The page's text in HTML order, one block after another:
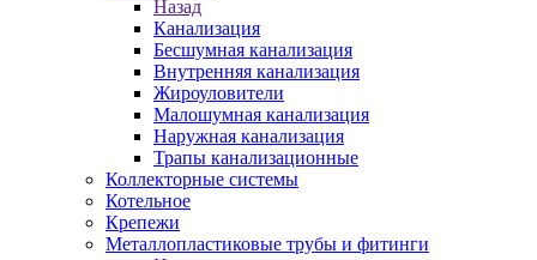
Назад
Канализация
Бесшумная канализация
Внутренняя канализация
Жироуловители
Малошумная канализация
Наружная канализация
Трапы канализационные
Коллекторные системы
Котельное
Крепежи
Металлопластиковые трубы и фитинги